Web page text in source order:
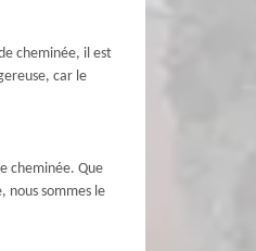
cheminée, il est
car le
cheminée. Que
nous sommes le